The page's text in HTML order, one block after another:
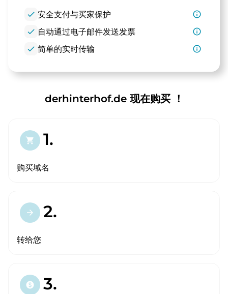
check 安全支付与买家保护
info_outline
check 自动通过电子邮件发送发票
info_outline
check 简单的实时传输 info_outline
derhinterhof.de 现在购买 ！
shopping_cart 1.
购买域名
arrow_forward 2.
转给您
paid 3.